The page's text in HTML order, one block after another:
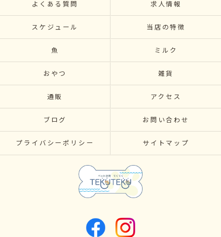
よくある質問 求人情報
スケジュール 当店の特徴
魚 ミルク
おやつ 雑貨
通販 アクセス
ブログ お問い合わせ
プライバシーポリシー サイトマップ